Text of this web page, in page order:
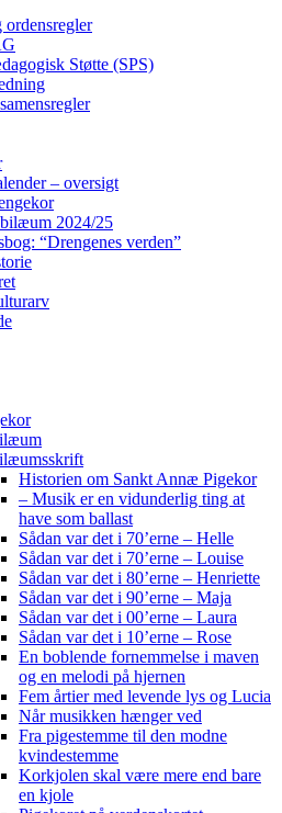
ordensregler
Støtte (SPS)
– oversigt
2024/25
“Drengenes verden”
Historien om Sankt Annæ Pigekor
– Musik er en vidunderlig ting at
have som ballast
Sådan var det i 70’erne – Helle
Sådan var det i 70’erne – Louise
Sådan var det i 80’erne – Henriette
Sådan var det i 90’erne – Maja
Sådan var det i 00’erne – Laura
Sådan var det i 10’erne – Rose
En boblende fornemmelse i maven
og en melodi på hjernen
Fem årtier med levende lys og Lucia
Når musikken hænger ved
Fra pigestemme til den modne
kvindestemme
Korkjolen skal være mere end bare
en kjole